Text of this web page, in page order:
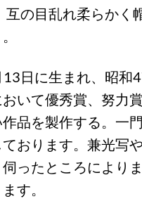
の目乱れ柔らかく
日に生まれ、昭和
いて優秀賞、努力
品を製作する。一
おります。兼光写
ったところにより
す。